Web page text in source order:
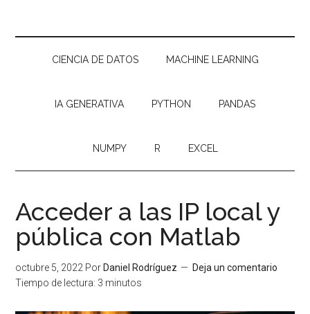
CIENCIA DE DATOS MACHINE LEARNING
IA GENERATIVA PYTHON PANDAS
NUMPY R EXCEL
Acceder a las IP local y
pública con Matlab
octubre 5, 2022 Por Daniel Rodríguez
Deja un comentario
Tiempo de lectura: 3 minutos